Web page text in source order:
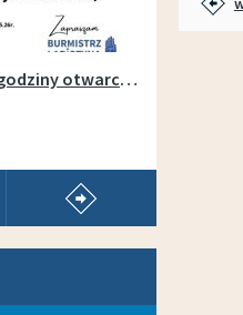
artykuł
Kort tenisowy - godziny otwarcia w sezonie 2026